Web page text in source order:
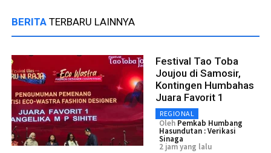
BERITA TERBARU LAINNYA
Festival Tao Toba
Joujou di Samosir,
Kontingen Humbahas
Juara Favorit 1
REGIONAL
Oleh Pemkab Humbang
Hasundutan : Verikasi
Sinaga
2 jam yang lalu